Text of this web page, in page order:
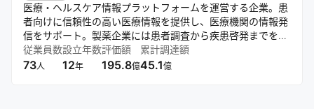
医療・ヘルスケア情報プラットフォームを運営する企業。患
者向けに信頼性の高い医療情報を提供し、医療機関の情報発
信をサポート。製薬企業には患者調査から疾患啓発までを一
貫して支援。保険会社等とも連携し、幅広いヘルスケアサー
ビスを展開している。
従業員数
73人
設立年数
12年
評価額
195.8億
累計調達額
45.1億